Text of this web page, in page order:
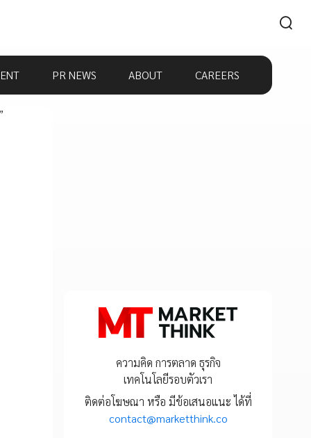
PR NEWS ABOUT CAREERS
ความคิด การตลาด ธุรกิจ
เทคโนโลยีรอบตัวเรา
ติดต่อโฆษณา หรือ มีข้อเสนอแนะ ได้ที่
contact@marketthink.co